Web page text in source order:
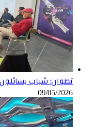
تطوان: شباب
09/05/2026